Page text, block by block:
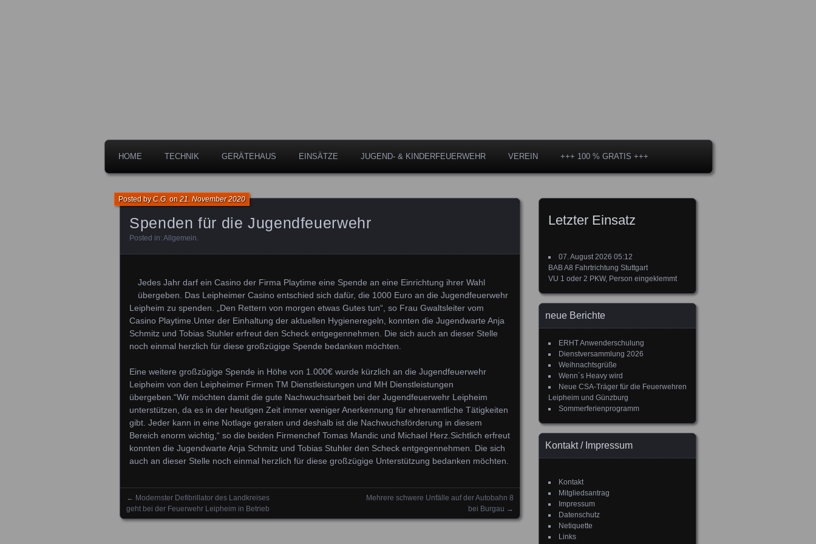
HOME TECHNIK GERÄTEHAUS EINSÄTZE JUGEND- & KINDERFEUERWEHR VEREIN +++ 100 % GRATIS +++
Spenden für die Jugendfeuerwehr
Posted byC.G. on21. November 2020
Posted in: Allgemein.
Jedes Jahr darf ein Casino der Firma Playtime eine Spende an eine Einrichtung ihrer Wahl
übergeben. Das Leipheimer Casino entschied sich dafür, die 1000 Euro an die Jugendfeuerwehr
Leipheim zu spenden. „Den Rettern von morgen etwas Gutes tun“, so Frau Gwaltsleiter vom
Casino Playtime.Unter der Einhaltung der aktuellen Hygieneregeln, konnten die Jugendwarte Anja
Schmitz und Tobias Stuhler erfreut den Scheck entgegennehmen. Die sich auch an dieser Stelle
noch einmal herzlich für diese großzügige Spende bedanken möchten.
Eine weitere großzügige Spende in Höhe von 1.000€ wurde kürzlich an die Jugendfeuerwehr
Leipheim von den Leipheimer Firmen TM Dienstleistungen und MH Dienstleistungen
übergeben.“Wir möchten damit die gute Nachwuchsarbeit bei der Jugendfeuerwehr Leipheim
unterstützen, da es in der heutigen Zeit immer weniger Anerkennung für ehrenamtliche Tätigkeiten
gibt. Jeder kann in eine Notlage geraten und deshalb ist die Nachwuchsförderung in diesem
Bereich enorm wichtig,“ so die beiden Firmenchef Tomas Mandic und Michael Herz.Sichtlich erfreut
konnten die Jugendwarte Anja Schmitz und Tobias Stuhler den Scheck entgegennehmen. Die sich
auch an dieser Stelle noch einmal herzlich für diese großzügige Unterstützung bedanken möchten.
Posts navigation
← Modernster Defibrillator des Landkreises
geht bei der Feuerwehr Leipheim in Betrieb
Mehrere schwere Unfälle auf der Autobahn 8
bei Burgau →
Letzter Einsatz
07. August 2026 05:12
BAB A8 Fahrtrichtung Stuttgart
VU 1 oder 2 PKW, Person eingeklemmt
neue Berichte
ERHT Anwenderschulung
Dienstversammlung 2026
Weihnachtsgrüße
Wenn´s Heavy wird
Neue CSA-Träger für die Feuerwehren
Leipheim und Günzburg
Sommerferienprogramm
Kontakt / Impressum
Kontakt
Mitgliedsantrag
Impressum
Datenschutz
Netiquette
Links